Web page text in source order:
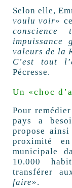
Selon elle,
voulu voir»
conscience
impuissance
valeurs de la
C’est tout
Pécresse.
Un «choc
Pour
pays a
propose
proximité
municipale
10.000
transférer
faire».